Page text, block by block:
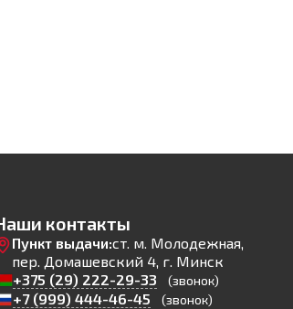
контакты
Пункт выдачи:ст. м. Молодежная,
пер. Домашевский 4, г. Минск
+375 (29) 222-29-33
(звонок)
+7 (999) 444-46-45 (звонок)